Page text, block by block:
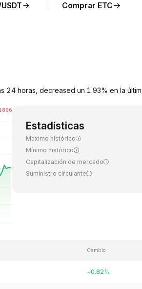
Comprar ETC
24 horas, decreased un 1.93% en la
Estadísticas
Máximo histórico
Mínimo histórico
Capitalización de mercado
Suministro circulante
Cambio
+0.82%